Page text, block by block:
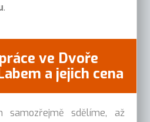
.
ve Dvoře
a jejich cena
samozřejmě sdělíme, až